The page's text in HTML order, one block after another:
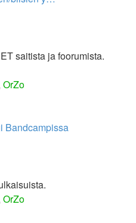
saitista ja foorumista.
OrZo
Bandcampissa
OrZo